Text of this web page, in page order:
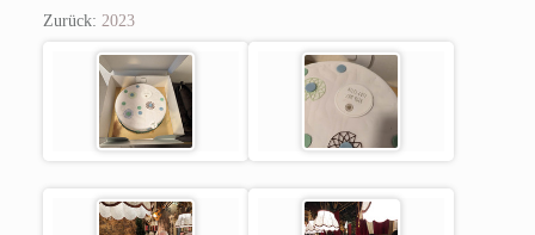
Zurück: 2023